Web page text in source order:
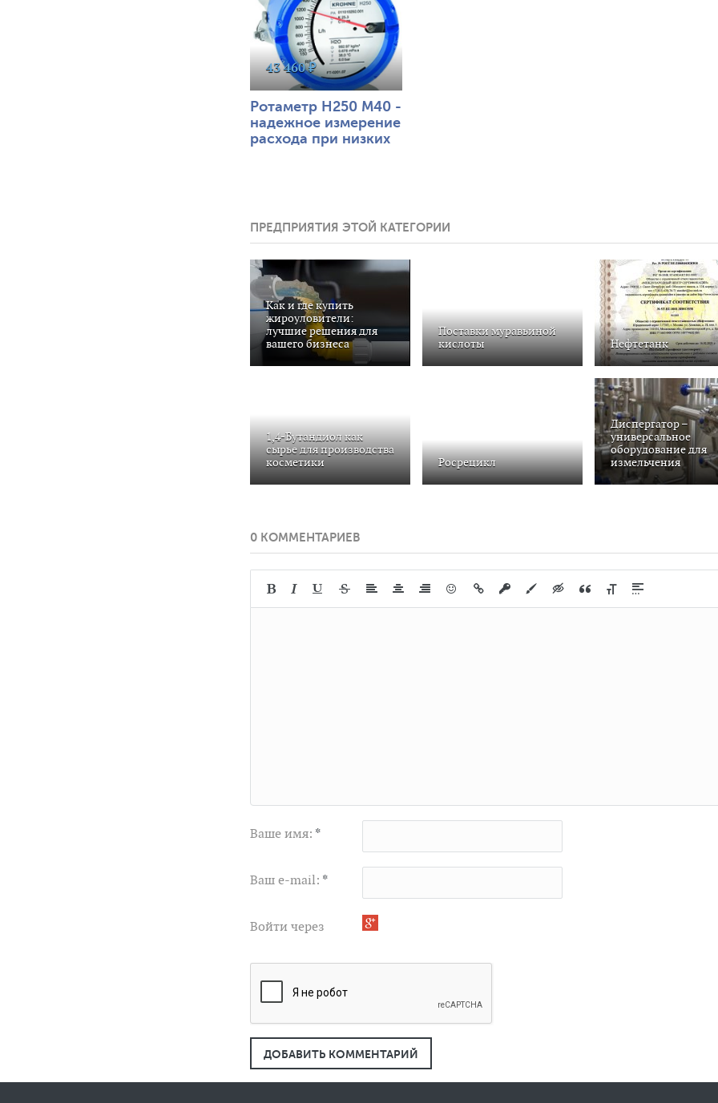
43 460 ₽
Ротаметр H250 M40 -
надежное измерение
расхода при низких
ПРЕДПРИЯТИЯ ЭТОЙ КАТЕГОРИИ
Как и где купить
жироуловители:
лучшие решения для
вашего бизнеса
Поставки муравьиной
кислоты
Нефтетанк
1,4-Бутандиол как
сырье для производства
косметики
Росрецикл
Диспергатор –
универсальное
оборудование для
измельчения
0 КОММЕНТАРИЕВ
Ваше имя: *
Ваш e-mail: *
Войти через
ДОБАВИТЬ КОММЕНТАРИЙ